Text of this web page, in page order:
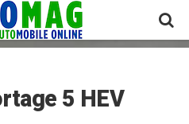
5 HEV